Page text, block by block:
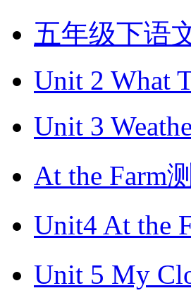
五年级下语
Unit 2 What
Unit 3
At the Farm
Unit4 At the
Unit 5 My